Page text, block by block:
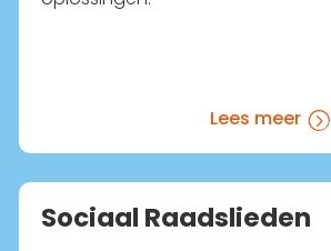
=
Lees meer
Sociaal Raadslieden